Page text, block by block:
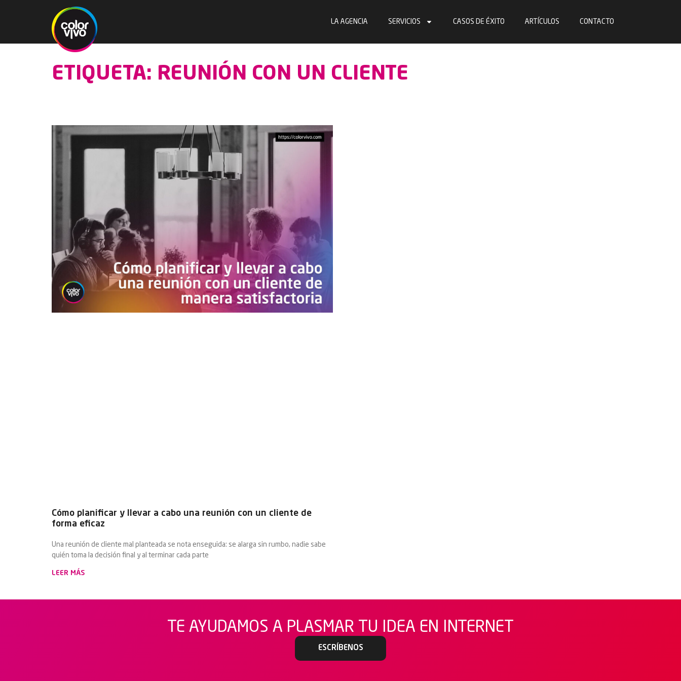
LA AGENCIA SERVICIOS CASOS DE ÉXITO ARTÍCULOS CONTACTO
ETIQUETA: REUNIÓN CON UN CLIENTE
Cómo planificar y llevar a cabo una reunión con un cliente de
forma eficaz
Una reunión de cliente mal planteada se nota enseguida: se alarga sin rumbo, nadie sabe
quién toma la decisión final y al terminar cada parte
LEER MÁS
TE AYUDAMOS A PLASMAR TU IDEA EN INTERNET
ESCRÍBENOS